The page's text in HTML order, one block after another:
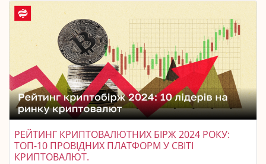
РЕЙТИНГ КРИПТОВАЛЮТНИХ БІРЖ 2024 РОКУ:
ТОП-10 ПРОВІДНИХ ПЛАТФОРМ У СВІТІ
КРИПТОВАЛЮТ.